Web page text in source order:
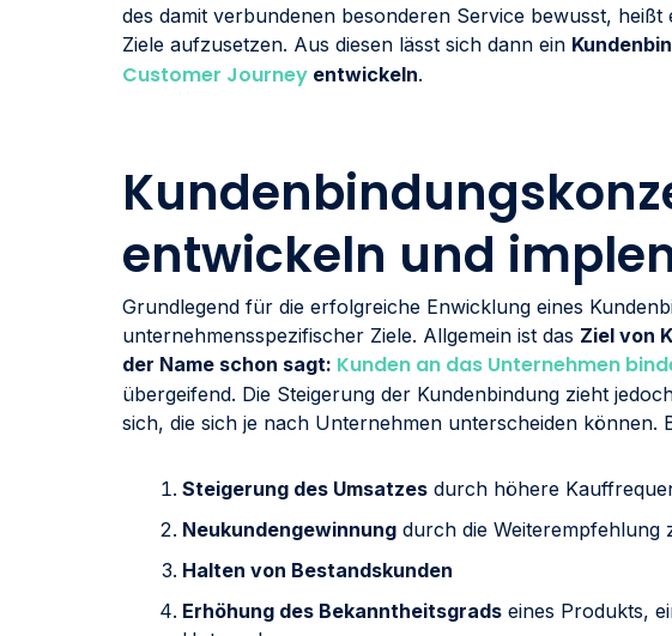
des damit verbundenen besonderen Service bewusst,
Ziele aufzusetzen. Aus diesen lässt sich dann ein
Customer Journey entwickeln.
entwickeln und
Grundlegend für die erfolgreiche Enwicklung eines
unternehmensspezifischer Ziele. Allgemein ist das Ziel von
der Name schon sagt: Kunden an das Unternehmen
übergeifend. Die Steigerung der Kundenbindung zieht
sich, die sich je nach Unternehmen unterscheiden können.
Steigerung des Umsatzes durch höhere
Neukundengewinnung durch die Weiterempfehlung
Halten von Bestandskunden
Erhöhung des Bekanntheitsgrads eines Produkts,